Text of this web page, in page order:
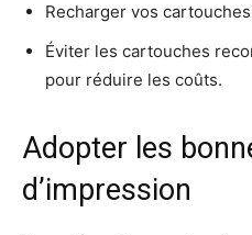
Recharger vos
Éviter les cartouches
pour réduire les coûts.
Adopter les
d’impression